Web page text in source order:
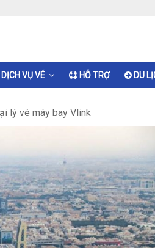
DỊCH VỤ VÉ HỖ TRỢ DU
lý vé máy bay Vlink